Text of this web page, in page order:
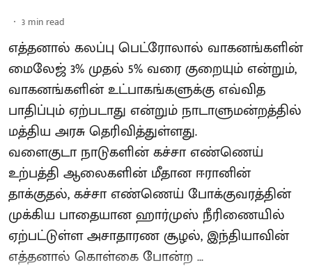
3 min read
எத்தனால் கலப்பு பெட்ரோலால் வாகனங்களின்
மைலேஜ் 3% முதல் 5% வரை குறையும் என்றும்,
வாகனங்களின் உட்பாகங்களுக்கு எவ்வித
பாதிப்பும் ஏற்படாது என்றும் நாடாளுமன்றத்தில்
மத்திய அரசு தெரிவித்துள்ளது.
வளைகுடா நாடுகளின் கச்சா எண்ணெய்
உற்பத்தி ஆலைகளின் மீதான ஈரானின்
தாக்குதல், கச்சா எண்ணெய் போக்குவரத்தின்
முக்கிய பாதையான ஹார்முஸ் நீரிணையில்
ஏற்பட்டுள்ள அசாதாரண சூழல், இந்தியாவின்
எத்தனால் கொள்கை போன்ற ...